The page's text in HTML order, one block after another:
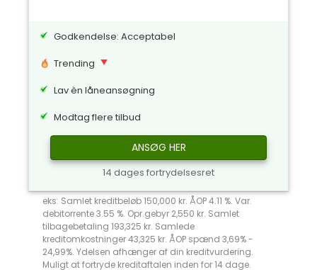
Godkendelse: Acceptabel
Trending
Lav èn låneansøgning
Modtag flere tilbud
ANSØG HER
14 dages fortrydelsesret
eks: Samlet kreditbeløb 150,000 kr. ÅOP 4.11 %. Var.
debitorrente 3.55 %. Opr.gebyr 2,550 kr. Samlet
tilbagebetaling 193,325 kr. Samlede
kreditomkostninger 43,325 kr. ÅOP spænd 3,69% -
24,99%. Ydelsen afhænger af din kreditvurdering.
Muligt at fortryde kreditaftalen inden for 14 dage.